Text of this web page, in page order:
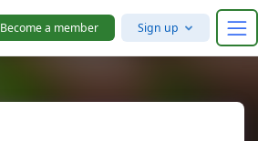
Become a member Sign up